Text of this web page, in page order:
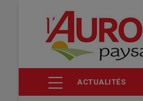
contenu
ACTUALITÉS